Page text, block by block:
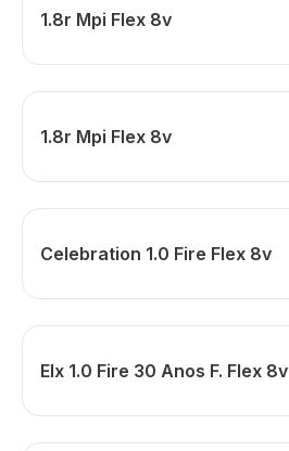
1.8r Mpi Flex 8v
1.8r Mpi Flex 8v
Celebration 1.0 Fire Flex 8v
Elx 1.0 Fire 30 Anos F. Flex 8v